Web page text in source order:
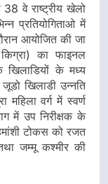
38 वे राष्ट्रीय खेलो
प्रतियोगिताओ में
आयोजित की जा
का फाइनल
खिलाडियों के मध्य
खिलाडी उन्नति
महिला वर्ग में स्वर्ण
में उप निरीक्षक के
टोकस को रजत
जम्मू कश्मीर की